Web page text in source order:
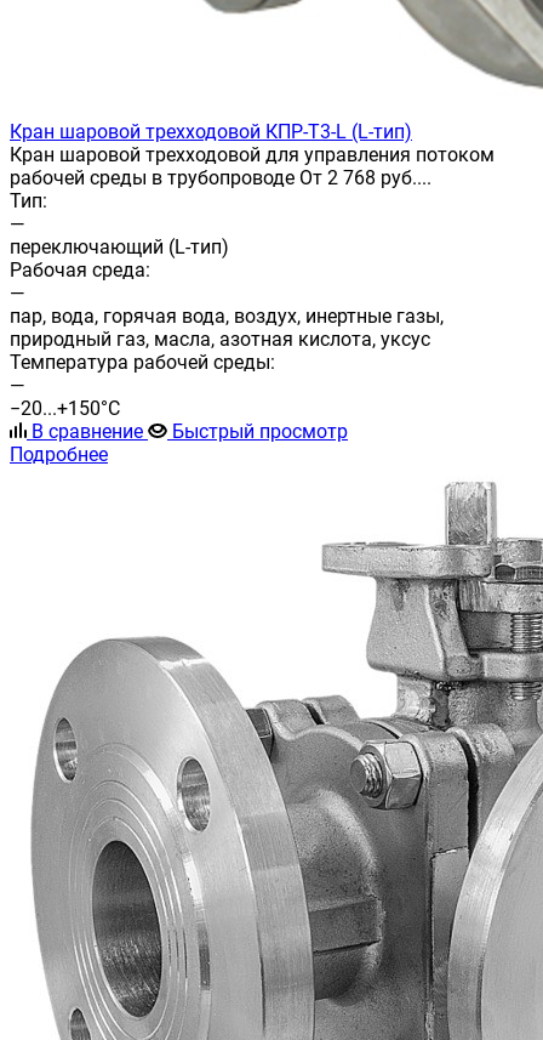
Кран шаровой трехходовой КПР-Т3-L (L-тип)
Кран шаровой трехходовой для управления потоком
рабочей среды в трубопроводе От 2 768 руб....
Тип:
—
переключающий (L-тип)
Рабочая среда:
—
пар, вода, горячая вода, воздух, инертные газы,
природный газ, масла, азотная кислота, уксус
Температура рабочей среды:
—
−20...+150°С
В сравнение
Быстрый просмотр
Подробнее